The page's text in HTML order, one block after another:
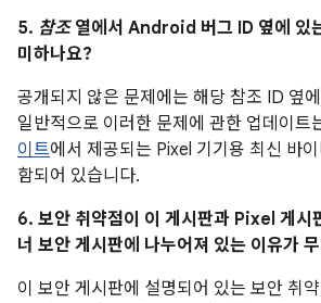
5. 참조열에서 Android 버그 ID 옆에 있
미하나요?
공개되지 않은 문제에는 해당 참조 ID 옆
일반적으로 이러한 문제에 관한 업데이트
이트에서 제공되는 Pixel 기기용 최신 바
함되어 있습니다.
6. 보안 취약점이 이 게시판과 Pixel 게시
너 보안 게시판에 나누어져 있는 이유가
이 보안 게시판에 설명되어 있는 보안 취